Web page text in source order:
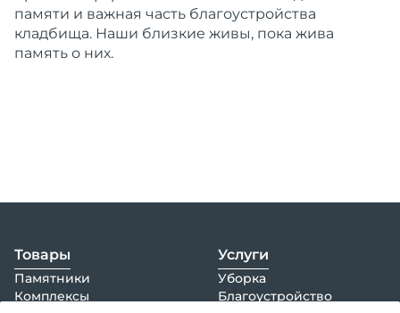
памяти и важная часть благоустройства
кладбища. Наши близкие живы, пока жива
память о них.
Товары
Памятники
Комплексы
Услуги
Уборка
Благоустройство